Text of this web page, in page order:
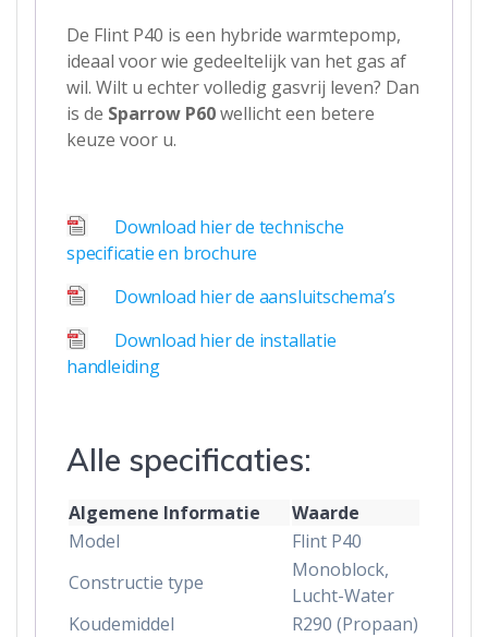
De Flint P40 is een hybride warmtepomp,
ideaal voor wie gedeeltelijk van het gas af
wil. Wilt u echter volledig gasvrij leven? Dan
is de Sparrow P60wellicht een betere
keuze voor u.
Download hier de technische
specificatie en brochure
Download hier de aansluitschema’s
Download hier de installatie
handleiding
Alle specificaties:
Algemene Informatie
Waarde
Model
Flint P40
Constructie type
Monoblock,
Lucht-Water
Koudemiddel
R290 (Propaan)